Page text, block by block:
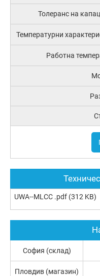
Толеранс на
Температурни
Работна
UWA--MLCC .pdf (312 KB)
София (склад)
Пловдив (магазин)